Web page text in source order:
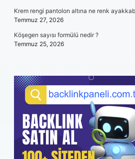
Krem rengi pantolon altına ne renk
Temmuz 27, 2026
Köşegen sayısı formülü nedir ?
Temmuz 25, 2026